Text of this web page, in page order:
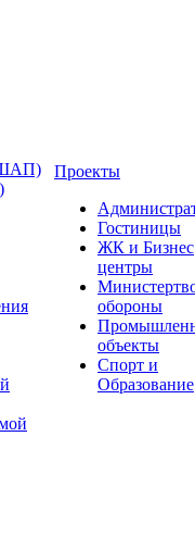
Проекты
Гостиницы
ЖК и Бизнес
центры
обороны
объекты
Спорт и
Образование